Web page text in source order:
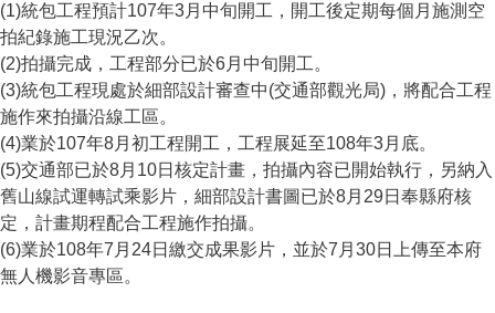
(1)統包工程預計107年3月中旬開工，開工後定期每個月施測空
拍紀錄施工現況乙次。
(2)拍攝完成，工程部分已於6月中旬開工。
(3)統包工程現處於細部設計審查中(交通部觀光局)，將配合工程
施作來拍攝沿線工區。
(4)業於107年8月初工程開工，工程展延至108年3月底。
(5)交通部已於8月10日核定計畫，拍攝內容已開始執行，另納入
舊山線試運轉試乘影片，細部設計書圖已於8月29日奉縣府核
定，計畫期程配合工程施作拍攝。
(6)業於108年7月24日繳交成果影片，並於7月30日上傳至本府
無人機影音專區。